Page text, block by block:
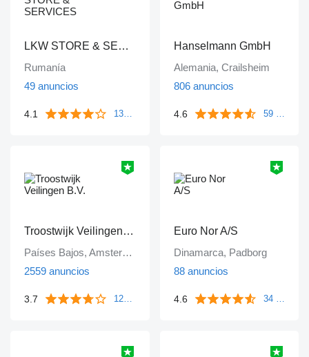
LKW STORE & SERVICES
Rumanía
49 anuncios
4.1 133 reseñas
Hanselmann GmbH
Alemania, Crailsheim
806 anuncios
4.6 59 reseñas
Troostwijk Veilingen B.V.
Países Bajos, Amsterdam
2559 anuncios
3.7 1249 reseñas
Euro Nor A/S
Dinamarca, Padborg
88 anuncios
4.6 34 reseñas